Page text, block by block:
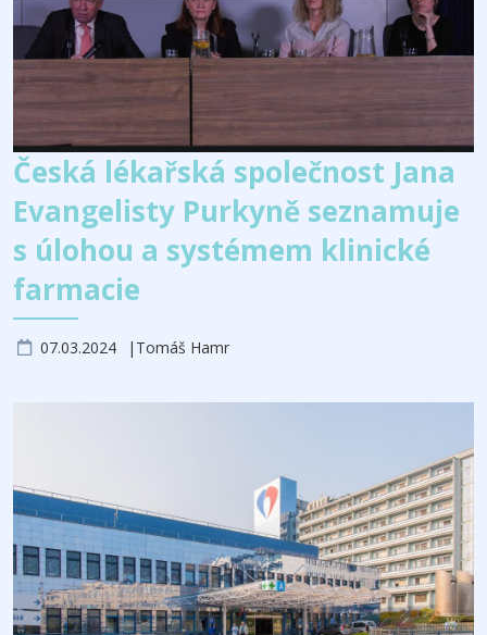
Česká lékařská společnost Jana
Evangelisty Purkyně seznamuje
s úlohou a systémem klinické
farmacie
07.03.2024 Tomáš Hamr